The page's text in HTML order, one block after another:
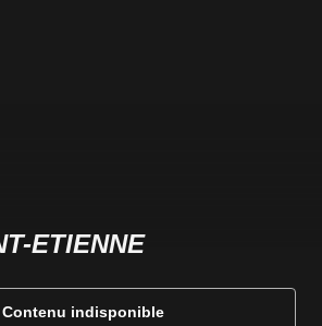
ETIENNE
Contenu indisponible